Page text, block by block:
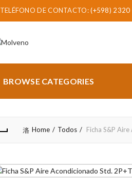
TELÉFONO DE CONTACTO:(+598)
BROWSE CATEGORIES
Home Todos Ficha S&P